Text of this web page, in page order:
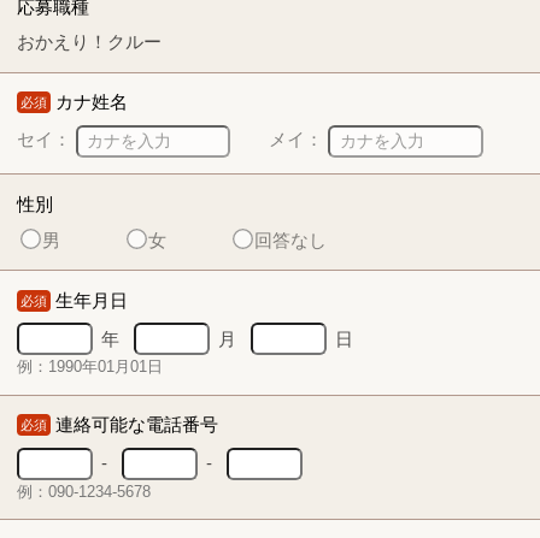
応募職種
おかえり！クルー
必須 カナ姓名
セイ：
メイ：
性別
男
女 回答なし
必須 生年月日
年
月 日
例：1990年01月01日
必須 連絡可能な電話番号
-
-
例：090-1234-5678